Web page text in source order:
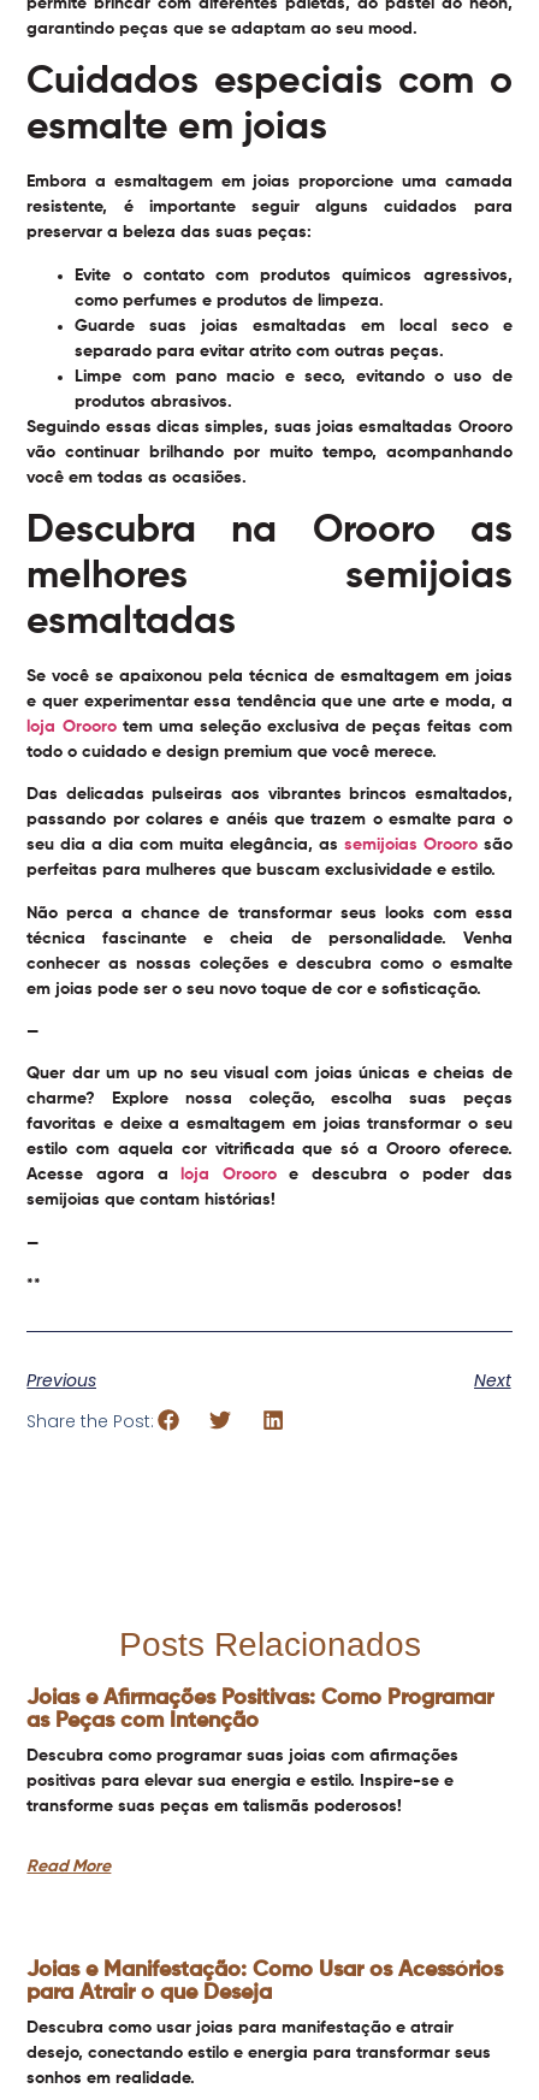
garantindo peças que se adaptam ao seu mood.
Cuidados especiais com o
esmalte em joias
Embora a esmaltagem em joias proporcione uma camada
resistente, é importante seguir alguns cuidados para
preservar a beleza das suas peças:
Evite o contato com produtos químicos agressivos,
como perfumes e produtos de limpeza.
Guarde suas joias esmaltadas em local seco e
separado para evitar atrito com outras peças.
Limpe com pano macio e seco, evitando o uso de
produtos abrasivos.
Seguindo essas dicas simples, suas joias esmaltadas Orooro
vão continuar brilhando por muito tempo, acompanhando
você em todas as ocasiões.
Descubra na Orooro as
melhores semijoias
esmaltadas
Se você se apaixonou pela técnica de esmaltagem em joias
e quer experimentar essa tendência que une arte e moda, a
loja Oroorotem uma seleção exclusiva de peças feitas com
todo o cuidado e design premium que você merece.
Das delicadas pulseiras aos vibrantes brincos esmaltados,
passando por colares e anéis que trazem o esmalte para o
seu dia a dia com muita elegância, as semijoias Oroorosão
perfeitas para mulheres que buscam exclusividade e estilo.
Não perca a chance de transformar seus looks com essa
técnica fascinante e cheia de personalidade. Venha
conhecer as nossas coleções e descubra como o esmalte
em joias pode ser o seu novo toque de cor e sofisticação.
—
Quer dar um up no seu visual com joias únicas e cheias de
charme? Explore nossa coleção, escolha suas peças
favoritas e deixe a esmaltagem em joias transformar o seu
estilo com aquela cor vitrificada que só a Orooro oferece.
Acesse agora a
loja Orooroe descubra o poder das
semijoias que contam histórias!
—
**
Previous
Next
Share the Post:
Posts Relacionados
Joias e Afirmações Positivas: Como Programar
as Peças com Intenção
Descubra como programar suas joias com afirmações
positivas para elevar sua energia e estilo. Inspire-se e
transforme suas peças em talismãs poderosos!
Read More
Joias e Manifestação: Como Usar os Acessórios
para Atrair o que Deseja
Descubra como usar joias para manifestação e atrair
desejo, conectando estilo e energia para transformar seus
sonhos em realidade.